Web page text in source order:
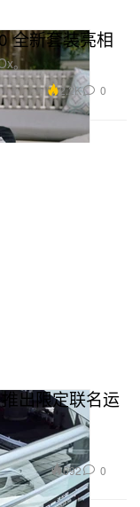
全新套装亮相
。
2.2K 0
出限定联名运
692 0